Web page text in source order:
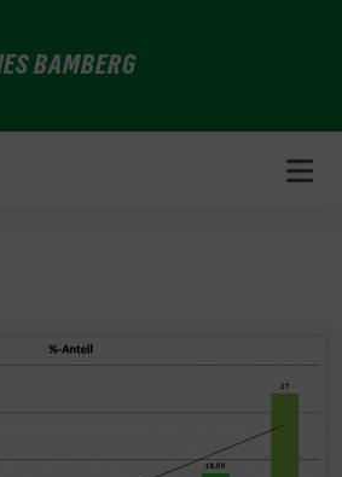
BAMBERG